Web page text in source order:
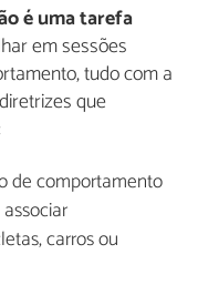
é uma tarefa
em sessões
tudo com a
que
de comportamento
carros ou